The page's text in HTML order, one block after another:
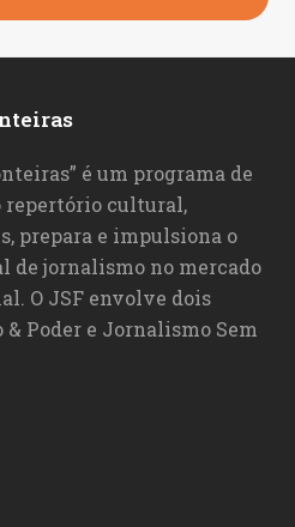
é um programa de
repertório cultural,
prepara e impulsiona o
de jornalismo no mercado
O JSF envolve dois
Poder e Jornalismo Sem